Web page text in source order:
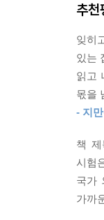
다른
--- 「
조지
퇴보
용
문해
표준
질적
가리
베이
이제
중
연
한
중
시
추천
잊히
있는
읽고
몫을
- 지
책
시험
국가
가까